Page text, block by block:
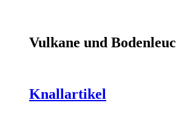
Vulkane und
Knallartikel